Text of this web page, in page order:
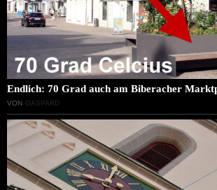
Endlich: 70 Grad auch am Biberacher
VON GASPARD